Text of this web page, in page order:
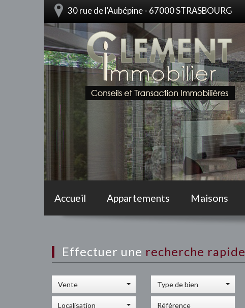
30 rue de l'Aubépine - 67000 STRASBOURG
Accueil Appartements Maisons
Effectuer une recherche rapide
Vente
Localisation
Type de bien